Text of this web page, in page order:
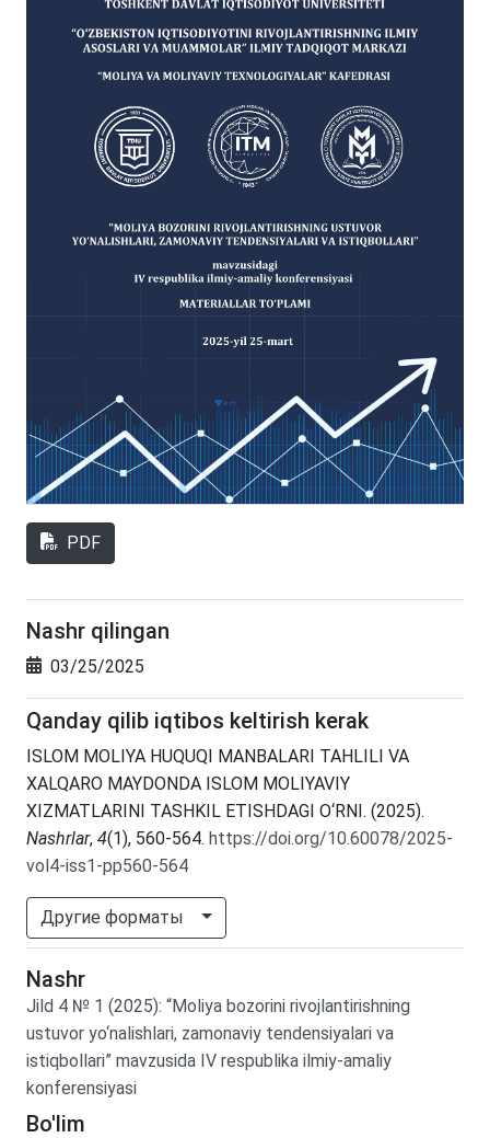
PDF
Nashr qilingan
03/25/2025
Qanday qilib iqtibos keltirish kerak
ISLOM MOLIYA HUQUQI MANBALARI TAHLILI VA
XALQARO MAYDONDA ISLOM MOLIYAVIY
XIZMATLARINI TASHKIL ETISHDAGI O‘RNI. (2025).
Nashrlar, 4(1), 560-564. https://doi.org/10.60078/2025-
vol4-iss1-pp560-564
Другие форматы
Nashr
Jild 4 № 1 (2025): “Moliya bozorini rivojlantirishning
ustuvor yo‘nalishlari, zamonaviy tendensiyalari va
istiqbollari” mavzusida IV respublika ilmiy-amaliy
konferensiyasi
Bo'lim